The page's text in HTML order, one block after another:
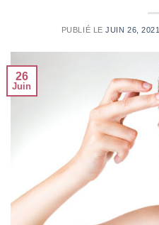
PUBLIÉ LEJUIN 26, 2021
26
Juin